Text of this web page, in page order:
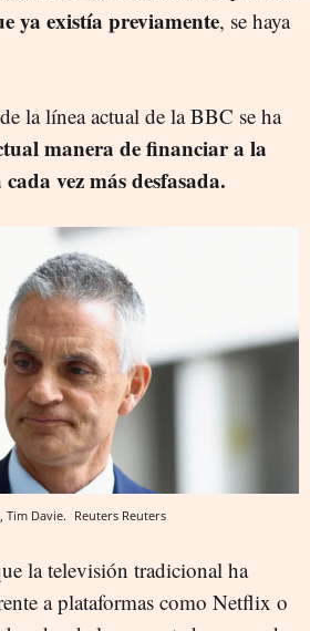
ya existía previamente, se haya
la línea actual de la BBC se ha
manera de financiar a la
vez más desfasada.
Tim Davie. Reuters Reuters
la televisión tradicional ha
a plataformas como Netflix o